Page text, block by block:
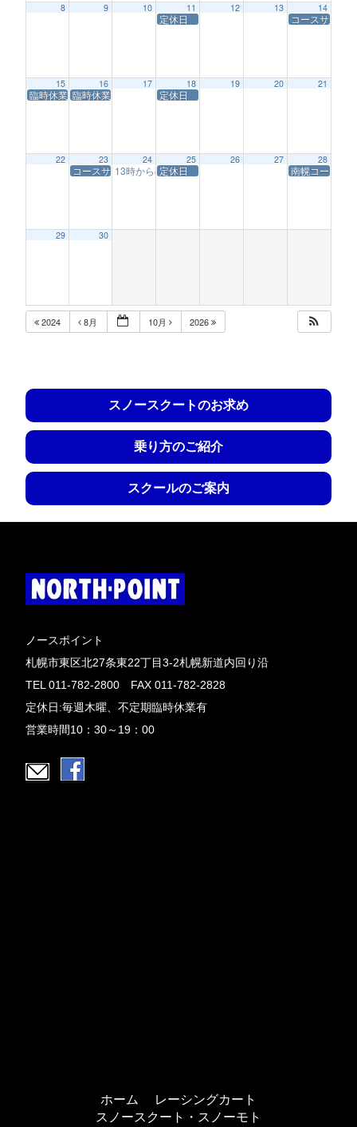
8 9 10 11
定休日
12 13 14
コースサービ
15
臨時休業
16
臨時休業
17 18
定休日
19 20 21
22 23
コースサービス休業
24
13時からの営業1:00 PM
25
定休日
26 27 28
南幌コースサ
29 30
2024 8月 10月 2026
スノースクートのお求め
乗り方のご紹介
スクールのご案内
ノースポイント
札幌市東区北27条東22丁目3-2札幌新道内回り沿
TEL 011-782-2800 FAX 011-782-2828
定休日:毎週木曜、不定期臨時休業有
営業時間10：30～19：00
ホーム
レーシングカート
スノースクート・スノーモト